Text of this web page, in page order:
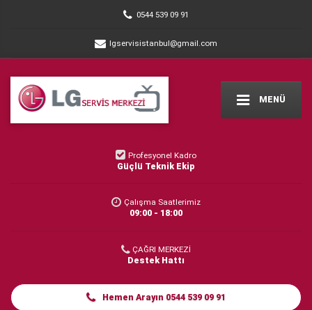
0544 539 09 91
lgservisistanbul@gmail.com
MENÜ
Profesyonel Kadro
Güçlü Teknik Ekip
Çalışma Saatlerimiz
09:00 - 18:00
ÇAĞRI MERKEZİ
Destek Hattı
Hemen Arayın 0544 539 09 91